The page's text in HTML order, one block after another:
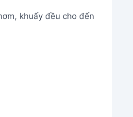
khuấy đều cho đến